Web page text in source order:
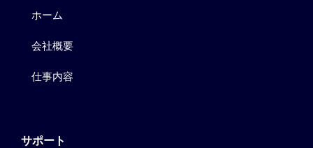
ホーム
会社概要
仕事内容
サポート